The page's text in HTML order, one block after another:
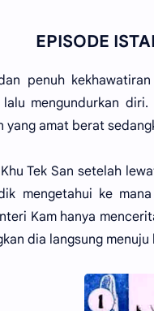
EPISODE
penuh
mengundurkan
yang amat berat
Tek San setelah
mengetahui ke
Kam hanya
dia langsung